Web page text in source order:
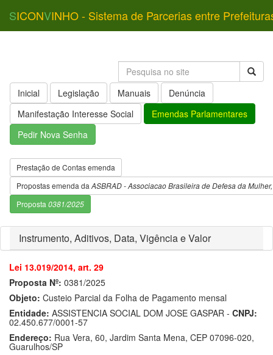
SICONVINHO - Sistema de Parcerias entre
Inicial Legislação Manuais
Denúncia
Manifestação Interesse Social
Emendas Parlamentares
Pedir Nova Senha
Prestação de Contas emenda
Propostas emenda da ASBRAD - Associacao Brasileira de Defesa da
Proposta 0381/2025
Instrumento, Aditivos, Data, Vigência e Valor
Lei 13.019/2014, art. 29
Proposta Nº: 0381/2025
Objeto: Custeio Parcial da Folha de Pagamento mensal
Entidade: ASSISTENCIA SOCIAL DOM JOSE GASPAR - CNPJ:
02.450.677/0001-57
Endereço: Rua Vera, 60, Jardim Santa Mena, CEP 07096-020,
Guarulhos/SP